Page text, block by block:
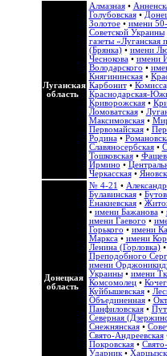
Луганская
область
Алмазная•
Голубовская•
Золотое• имени
Советской Украины
газеты «Луганская
(Брянка)• имени
Чеснокова• имени
Володарского •
Княгининская•
Карбонит•
Краснодарская-
Криворожская•
Ломоватская•
Максимовская•
Первомайская•
Родина•
Славяносербская•
Тошковская•
Ирмино •
Черкасская•
Донецкая
область
№ 4-21 •
Булавинская•
Енакиевская•
• имени Бажанова•
имени Гаевого •
Горького • имени
Маркса• имени
Ленина (Горловка)•
Преподобного
имени
Украины• имени
Комсомолец•
Куйбышевская•
Объединенная•
Панфиловская•
Северная
Снежнянская•
Свято-Андреевская
Покровская•
Ударник•